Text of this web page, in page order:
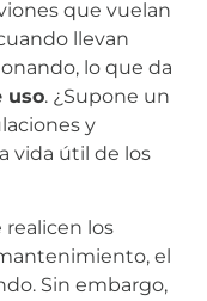
que vuelan
llevan
lo que da
uso. ¿Supone un
y
vida útil de los
realicen los
el
Sin embargo,